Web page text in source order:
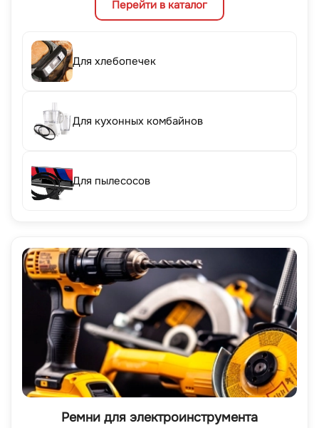
Перейти в каталог
Для хлебопечек
Для кухонных комбайнов
Для пылесосов
Ремни для электроинструмента